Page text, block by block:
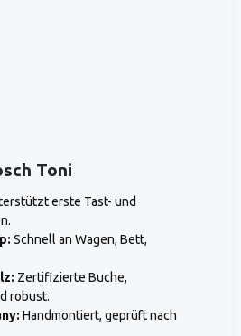
Toni
erste Tast- und
Schnell an Wagen, Bett,
Zertifizierte Buche,
robust.
Handmontiert, geprüft nach